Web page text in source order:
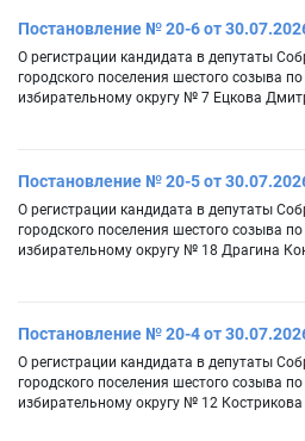
Постановление № 20-6 от
О регистрации кандидата в депутаты
городского поселения шестого созыва
избирательному округу № 7 Ецкова
Постановление № 20-5 от
О регистрации кандидата в депутаты
городского поселения шестого созыва
избирательному округу № 18 Драгина
Постановление № 20-4 от
О регистрации кандидата в депутаты
городского поселения шестого созыва
избирательному округу № 12